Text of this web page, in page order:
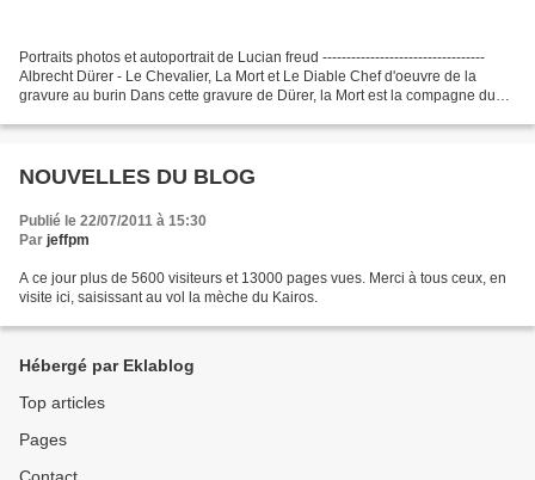
Portraits photos et autoportrait de Lucian freud ----------------------------------
Albrecht Dürer - Le Chevalier, La Mort et Le Diable Chef d'oeuvre de la
gravure au burin Dans cette gravure de Dürer, la Mort est la compagne du
NOUVELLES DU BLOG
Publié le 22/07/2011 à 15:30
Par jeffpm
A ce jour plus de 5600 visiteurs et 13000 pages vues. Merci à tous ceux, en
visite ici, saisissant au vol la mèche du Kairos.
Hébergé par Eklablog
Top articles
Pages